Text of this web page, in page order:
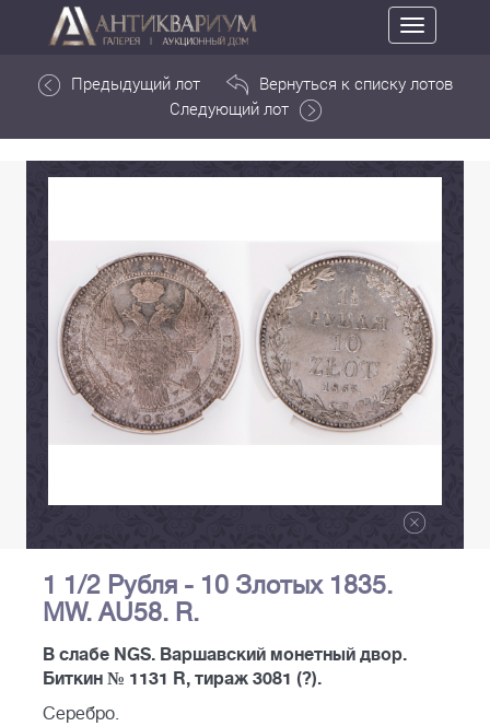
Toggle
navigation
Предыдущий лот
Вернуться к списку лотов
Следующий лот
1 1/2 Рубля - 10 Злотых 1835.
MW. AU58. R.
В слабе NGS. Варшавский монетный двор.
Биткин № 1131 R, тираж 3081 (?).
Серебро.